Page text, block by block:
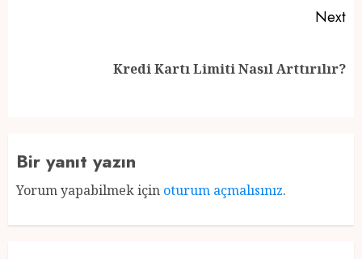
Next
Kredi Kartı Limiti Nasıl Arttırılır?
Bir yanıt yazın
Yorum yapabilmek için oturum açmalısınız.